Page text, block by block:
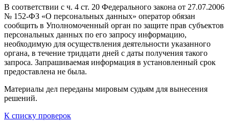
В соответствии с ч. 4 ст. 20 Федерального закона от 27.07.2006
№ 152-ФЗ «О персональных данных» оператор обязан
сообщить в Уполномоченный орган по защите прав субъектов
персональных данных по его запросу информацию,
необходимую для осуществления деятельности указанного
органа, в течение тридцати дней с даты получения такого
запроса. Запрашиваемая информация в установленный срок
предоставлена не была.
Материалы дел переданы мировым судьям для вынесения
решений.
К списку проверок